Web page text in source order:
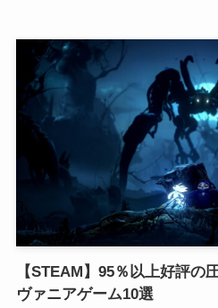
【STEAM】95％以上好評の
ヴァニアゲーム10選